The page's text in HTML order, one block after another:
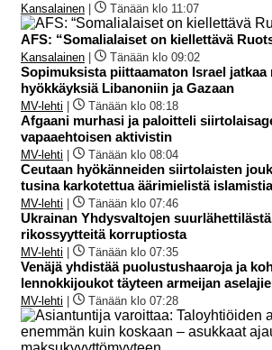
Kansalainen Tänään klo 11:07
AFS: “Somalialaiset on kiellettävä
Kansalainen Tänään klo 09:02
Sopimuksista piittaamaton Israel jatkaa
hyökkäyksiä Libanoniin ja Gazaan
MV-lehti Tänään klo 08:18
Afgaani murhasi ja paloitteli
vapaaehtoisen aktivistin
MV-lehti Tänään klo 08:04
Ceutaan hyökänneiden siirtolaisten
tusina karkotettua äärimielistä islamistia
MV-lehti Tänään klo 07:46
Ukrainan Yhdysvaltojen
rikossyytteitä korruptiosta
MV-lehti Tänään klo 07:35
Venäjä yhdistää puolustushaaroja ja
lennokkijoukot täyteen armeijan
MV-lehti Tänään klo 07:28